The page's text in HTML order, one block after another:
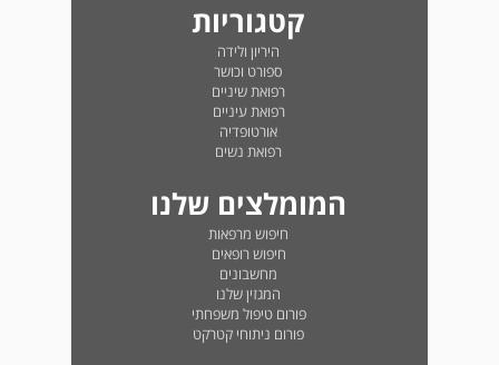
קטגוריות
היריון ולידה
ספורט וכושר
רפואת שיניים
רפואת עיניים
אורטופדיה
רפואת נשים
המומלצים שלנו
חיפוש מרפאות
חיפוש רופאים
מחשבונים
המגזין שלנו
פורום טיפול משפחתי
פורום ניתוחי קטרקט